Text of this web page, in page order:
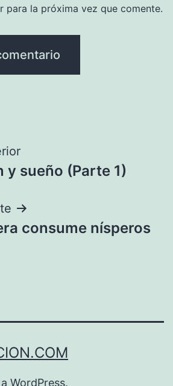
para la próxima vez que comente.
y sueño (Parte 1)
consume nísperos
WordPress.